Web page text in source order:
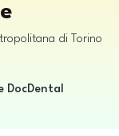
di Torino
DocDental